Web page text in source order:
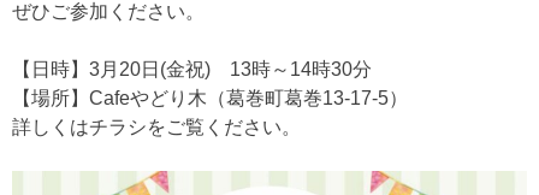
ぜひご参加ください。
【日時】3月20日(金祝) 13時～14時30分
【場所】Cafeやどり木（葛巻町葛巻13‐17‐5）
詳しくはチラシをご覧ください。